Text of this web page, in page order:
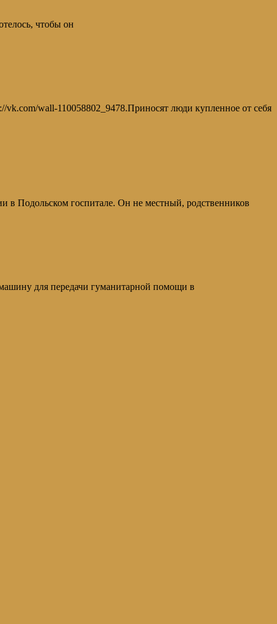
чтобы он
wall-110058802_9478.Приносят люди купленное от себя
Подольском госпитале. Он не местный, родственников
для передачи гуманитарной помощи в